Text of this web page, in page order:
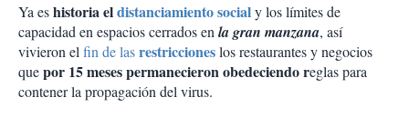
Ya eshistoria eldistanciamiento socialy los límites de
capacidad en espacios cerrados enla gran manzana, así
vivieron elfin de lasrestriccioneslos restaurantes y negocios
quepor 15 meses permanecieron obedeciendo reglas para
contener la propagación del virus.